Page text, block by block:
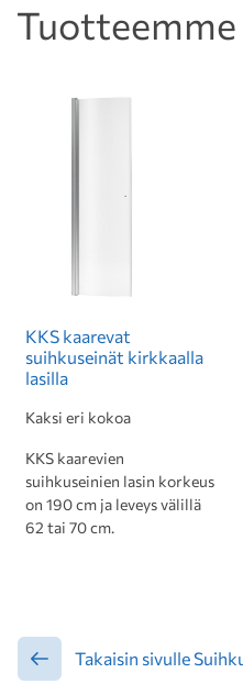
Tuotteemme
KKS kaarevat
suihkuseinät kirkkaalla
lasilla
Kaksi eri kokoa
KKS kaarevien
suihkuseinien lasin korkeus
on 190 cm ja leveys välillä
62 tai 70 cm.
Takaisin sivulle